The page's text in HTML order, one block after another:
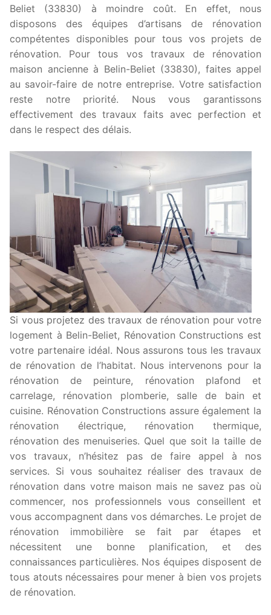
Beliet (33830) à moindre coût. En effet, nous
disposons des équipes d’artisans de rénovation
compétentes disponibles pour tous vos projets de
rénovation. Pour tous vos travaux de rénovation
maison ancienne à Belin-Beliet (33830), faites appel
au savoir-faire de notre entreprise. Votre satisfaction
reste notre priorité. Nous vous garantissons
effectivement des travaux faits avec perfection et
dans le respect des délais.
Si vous projetez des travaux de rénovation pour votre
logement à Belin-Beliet, Rénovation Constructions est
votre partenaire idéal. Nous assurons tous les travaux
de rénovation de l’habitat. Nous intervenons pour la
rénovation de peinture, rénovation plafond et
carrelage, rénovation plomberie, salle de bain et
cuisine. Rénovation Constructions assure également la
rénovation électrique, rénovation thermique,
rénovation des menuiseries. Quel que soit la taille de
vos travaux, n’hésitez pas de faire appel à nos
services. Si vous souhaitez réaliser des travaux de
rénovation dans votre maison mais ne savez pas où
commencer, nos professionnels vous conseillent et
vous accompagnent dans vos démarches. Le projet de
rénovation immobilière se fait par étapes et
nécessitent une bonne planification, et des
connaissances particulières. Nos équipes disposent de
tous atouts nécessaires pour mener à bien vos projets
de rénovation.